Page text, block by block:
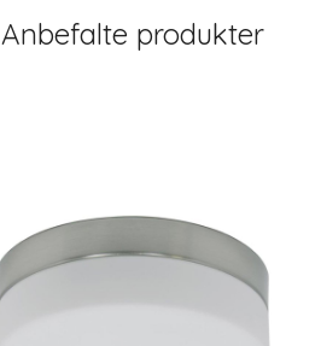
Anbefalte produkter